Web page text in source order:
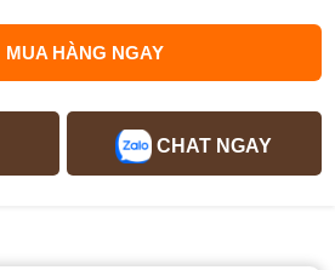
MUA HÀNG NGAY
CHAT NGAY